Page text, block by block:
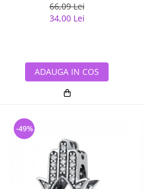
66,09 Lei
34,00 Lei
ADAUGA IN COS
-49%